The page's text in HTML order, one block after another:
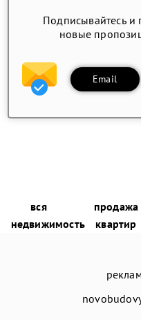
Подписывайтесь
новые
Email
вся
недвижимость
продажа
квартир